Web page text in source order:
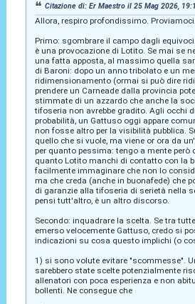
Citazione di: Er Maestro il 25 Mag 2026,
Allora, respiro profondissimo. Proviamoci.
Primo: sgombrare il campo dagli
è una provocazione di Lotito. Se mai se
una fatta apposta, al massimo quella
di Baroni: dopo un anno tribolato e un
ridimensionamento (ormai si può dire
prendere un Carneade dalla provincia
stimmate di un azzardo che anche la
tifoseria non avrebbe gradito. Agli occhi
probabilità, un Gattuso oggi appare
non fosse altro per la visibilità pubblica.
quello che si vuole, ma viene or ora da
per quanto pessima: tengo a mente
quanto Lotito manchi di contatto con la
facilmente immaginare che non lo
ma che creda (anche in buonafede) che
di garanzie alla tifoseria di serietà nella
pensi tutt'altro, è un altro discorso.
Secondo: inquadrare la scelta. Se tra
emerso velocemente Gattuso, credo si
indicazioni su cosa questo implichi (o
1) si sono volute evitare "scommesse".
sarebbero state scelte potenzialmente
allenatori con poca esperienza e non
bollenti. Ne consegue che